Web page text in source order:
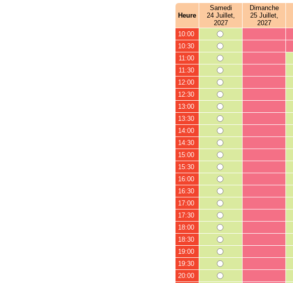
Heure
Samedi
24 Juillet,
2027
Dimanche
25 Juillet,
2027
10:00
10:30
11:00
11:30
12:00
12:30
13:00
13:30
14:00
14:30
15:00
15:30
16:00
16:30
17:00
17:30
18:00
18:30
19:00
19:30
20:00